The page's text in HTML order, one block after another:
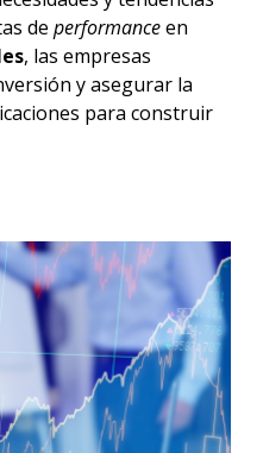
de performanceen
, las empresas
y asegurar la
para construir